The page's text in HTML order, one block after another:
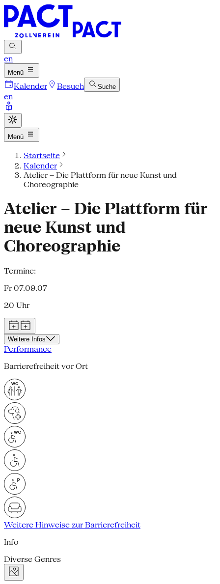
en
Menü
Kalender Besuch Suche
en
Menü
Startseite
Kalender
Atelier – Die Plattform für neue Kunst und
Choreographie
Atelier – Die Plattform für
neue Kunst und
Choreographie
Termine:
Fr 07.09.07
20 Uhr
Weitere Infos
Performance
Barrierefreiheit vor Ort
Weitere Hinweise zur Barrierefreiheit
Info
Diverse Genres